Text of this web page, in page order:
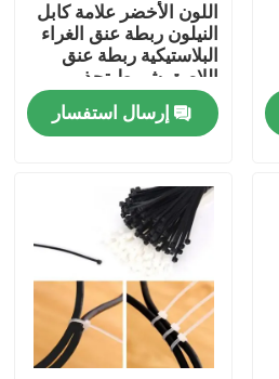
اللون الأخضر علامة كابل
النيلون ربطة عنق الغراء
البلاستيكية ربطة عنق
اللاصق شريط تحذير
شريط علامة
إرسال استفسار